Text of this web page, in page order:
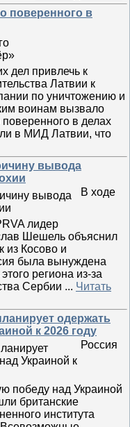
поверенного в
дел привлечь к
Латвии к
по уничтожению и
воинам вызвало
в делах
в МИД Латвии, что
вывода
В ходе
лидер
Шешель объяснил
из Косово и
была вынуждена
региона из-за
Сербии ... Читать
одержать
к 2026 году
Россия
победу над Украиной
британские
института